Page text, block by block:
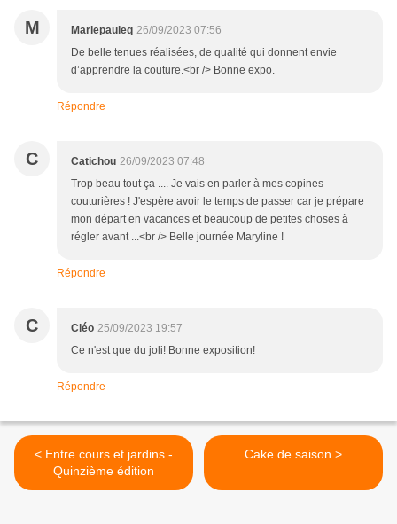
M Mariepauleq 26/09/2023 07:56
De belle tenues réalisées, de qualité qui donnent envie
d’apprendre la couture.<br /> Bonne expo.
Répondre
C Catichou 26/09/2023 07:48
Trop beau tout ça .... Je vais en parler à mes copines
couturières ! J'espère avoir le temps de passer car je prépare
mon départ en vacances et beaucoup de petites choses à
régler avant ...<br /> Belle journée Maryline !
Répondre
C Cléo 25/09/2023 19:57
Ce n'est que du joli! Bonne exposition!
Répondre
< Entre cours et jardins -
Quinzième édition
Cake de saison >